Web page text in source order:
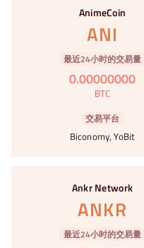
AnimeCoin
ANI
最近24小时的交易量
0.00000000
BTC
交易平台
Biconomy, YoBit
Ankr Network
ANKR
最近24小时的交易量